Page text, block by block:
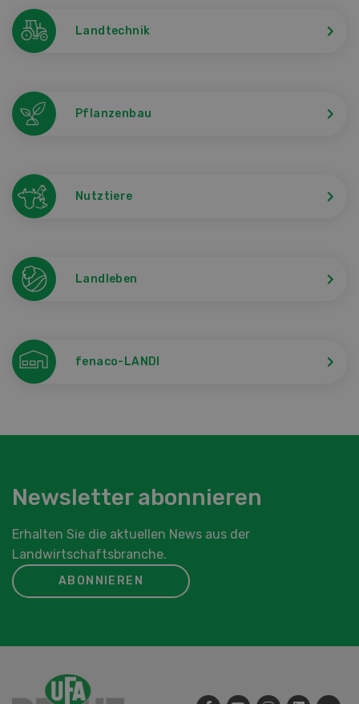
Landtechnik
Pflanzenbau
Nutztiere
Landleben
fenaco-LANDI
Newsletter abonnieren
Erhalten Sie die aktuellen News aus der
Landwirtschaftsbranche.
ABONNIEREN